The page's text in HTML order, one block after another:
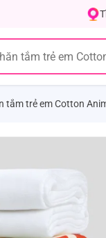
tắm trẻ em Cotton